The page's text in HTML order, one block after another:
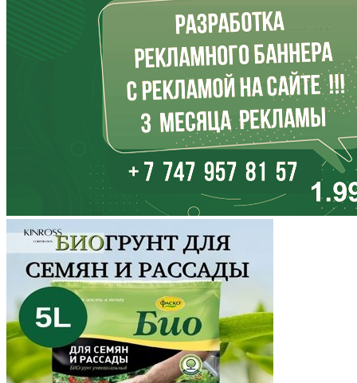
Иркутская область
Кабардино-Балкария
Калининградская область
Калмыкия
Калужская область
Камчатский край
Карачаево-Черкесия
Карелия
Кемеровская область
Кировская область
Коми
Корякский округ